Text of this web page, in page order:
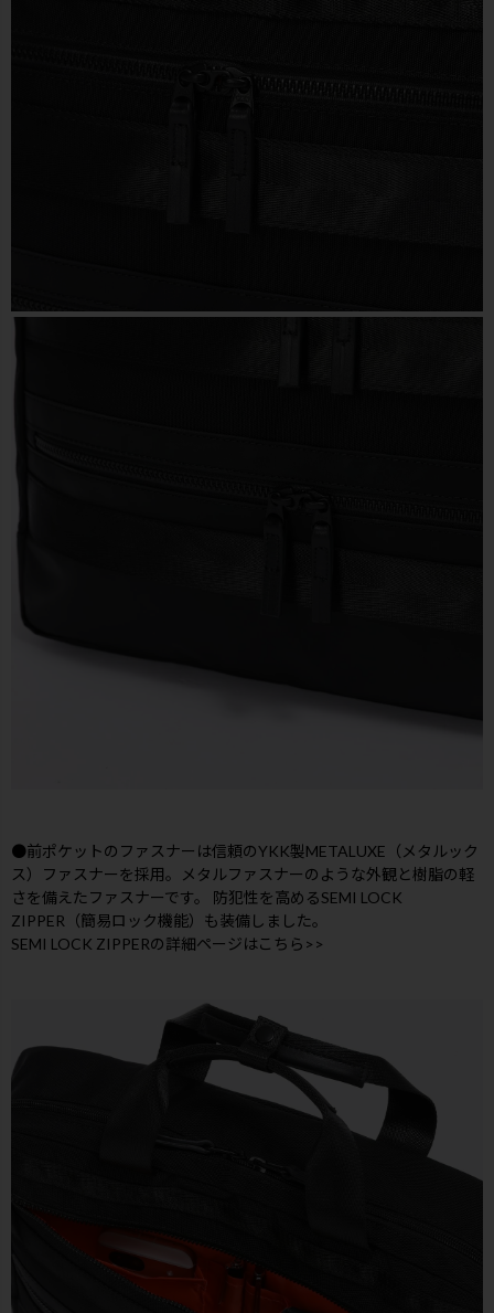
●前ポケットのファスナーは信頼のYKK製METALUXE（メタルック
ス）ファスナーを採用。メタルファスナーのような外観と樹脂の軽
さを備えたファスナーです。 防犯性を高めるSEMI LOCK
ZIPPER（簡易ロック機能）も装備しました。
SEMI LOCK ZIPPERの詳細ページはこちら>>